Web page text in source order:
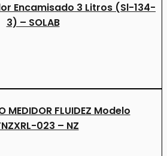
Encamisado 3 Litros (Sl-134-
3) – SOLAB
MEDIDOR FLUIDEZ Modelo
023 – NZ